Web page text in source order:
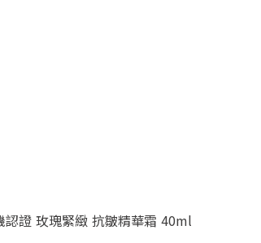
認證 玫瑰緊緻 抗皺精華霜 40ml